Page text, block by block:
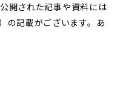
開された記事や資料には
の記載がございます。あ